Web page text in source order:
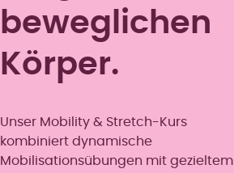
beweglichen
Körper.
Unser Mobility & Stretch-Kurs
kombiniert dynamische
Mobilisationsübungen mit gezieltem